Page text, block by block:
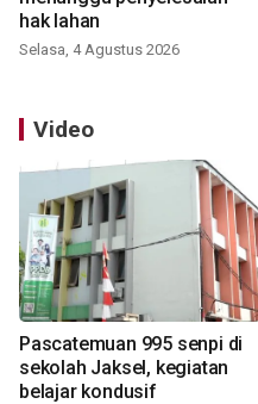
hak lahan
Selasa, 4 Agustus 2026
Video
Pascatemuan 995 senpi di
sekolah Jaksel, kegiatan
belajar kondusif